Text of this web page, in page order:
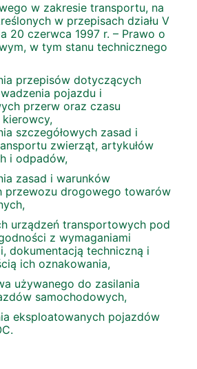
w zakresie transportu, na
w przepisach działu V
20 czerwca 1997 r. – Prawo o
w tym stanu technicznego
przepisów dotyczących
pojazdu i
przerw oraz czasu
szczegółowych zasad i
zwierząt, artykułów
i odpadów,
zasad i warunków
przewozu drogowego towarów
urządzeń transportowych pod
z wymaganiami
dokumentacją techniczną i
ich oznakowania,
używanego do zasilania
samochodowych,
eksploatowanych pojazdów